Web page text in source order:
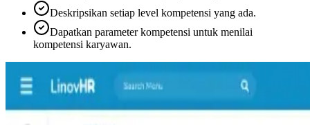
Deskripsikan setiap level kompetensi yang ada.
Dapatkan parameter kompetensi untuk menilai
kompetensi karyawan.